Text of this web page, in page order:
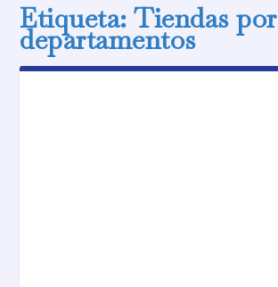
Etiqueta:Tiendas por
departamentos